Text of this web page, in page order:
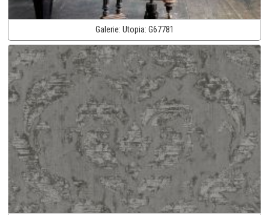
Galerie: Utopia: G67781